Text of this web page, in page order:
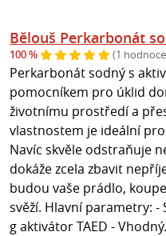
Bělouš Perkarbonát
100 % (1
Perkarbonát sodný s
pomocníkem pro úklid
životnímu prostředí a
vlastnostem je ideální
Navíc skvěle odstraňuje
dokáže zcela zbavit
budou vaše prádlo,
svěží. Hlavní parametry: -
g aktivátor TAED -